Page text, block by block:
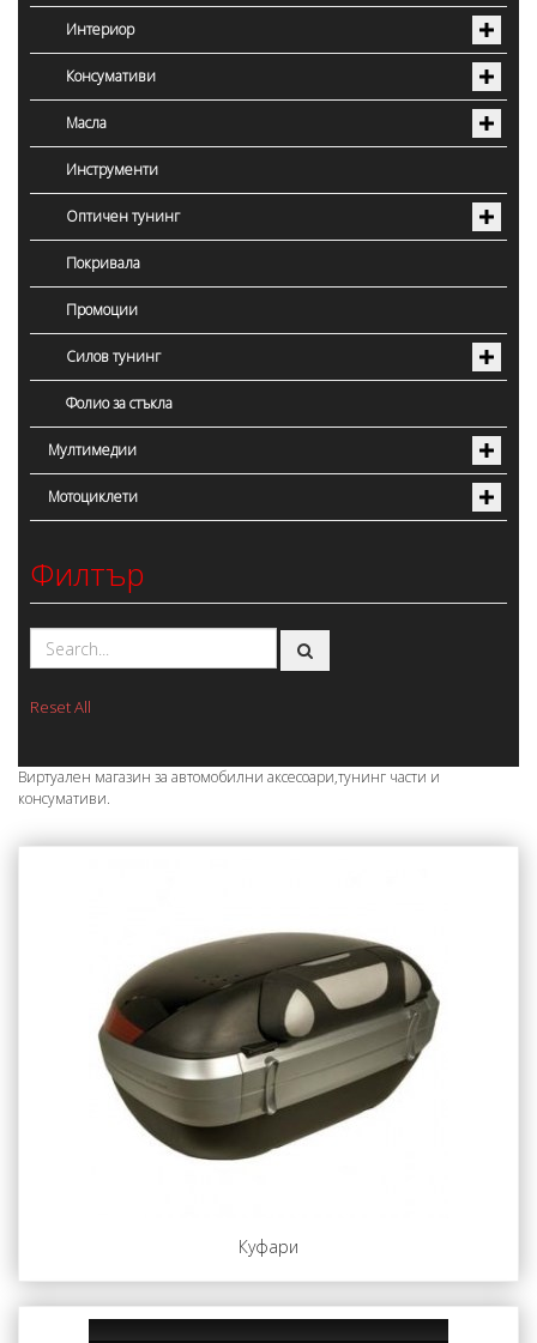
Интериор
Консумативи
Масла
Инструменти
Оптичен тунинг
Покривала
Промоции
Силов тунинг
Фолио за стъкла
Мултимедии
Мотоциклети
Филтър
Reset All
Виртуален магазин за автомобилни аксесоари,тунинг части и
консумативи.
Куфари